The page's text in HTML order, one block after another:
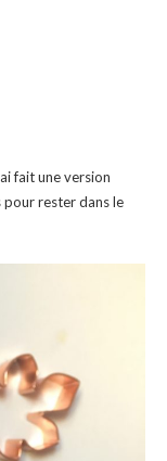
fait une version
pour rester dans le